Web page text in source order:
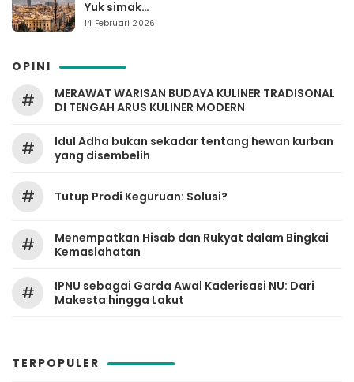
Yuk simak…
14 Februari 2026
OPINI
#
MERAWAT WARISAN BUDAYA KULINER TRADISONAL
DI TENGAH ARUS KULINER MODERN
#
Idul Adha bukan sekadar tentang hewan kurban
yang disembelih
# Tutup Prodi Keguruan: Solusi?
#
Menempatkan Hisab dan Rukyat dalam Bingkai
Kemaslahatan
#
IPNU sebagai Garda Awal Kaderisasi NU: Dari
Makesta hingga Lakut
TERPOPULER